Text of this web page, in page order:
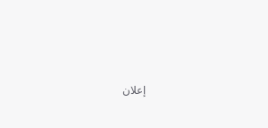
إعلان